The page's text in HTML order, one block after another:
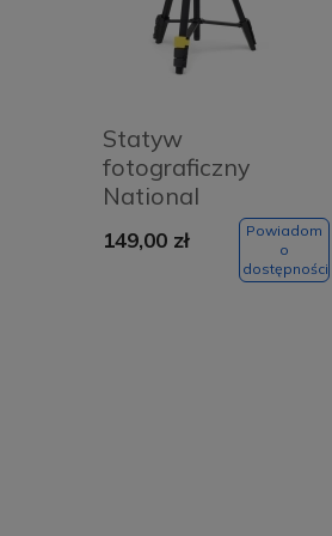
Statyw
fotograficzny
National
Geographic small
149,00 zł
Powiadom
o
dostępności